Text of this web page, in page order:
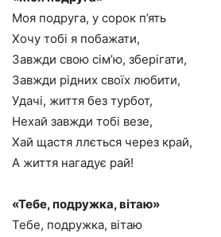
Моя подруга, у сорок п’ять
Хочу тобі я побажати,
Завжди свою сім’ю, зберігати,
Завжди рідних своїх любити,
Удачі, життя без турбот,
Нехай завжди тобі везе,
Хай щастя ллється через край,
А життя нагадує рай!
«Тебе, подружка, вітаю»
Тебе, подружка, вітаю